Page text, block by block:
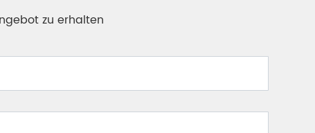
zu erhalten